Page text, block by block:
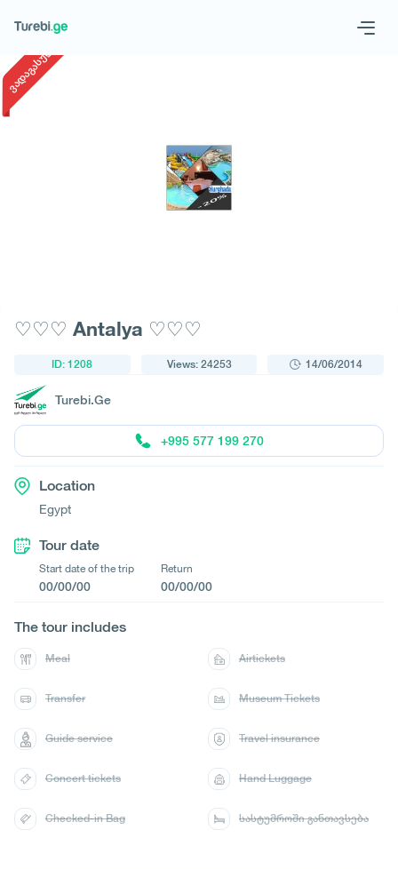
Request a tour
ვადაგასული
♡♡♡ Antalya ♡♡♡
ID: 1208 Views: 24253 14/06/2014
Turebi.Ge
+995 577 199 270
Location
Egypt
Tour date
Start date of the trip
00/00/00
Return
00/00/00
The tour includes
Meal Airtickets
Transfer Museum Tickets
Guide service Travel insurance
Concert tickets Hand Luggage
Checked-in Bag სასტუმროში განთავსება